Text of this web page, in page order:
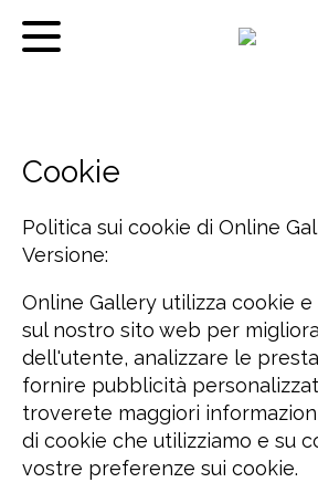
Opere d'arte
Su di me
Contatto
Cookie
Politica sui cookie di Online
Versione:
Online Gallery utilizza cookie
sul nostro sito web per
dell'utente, analizzare le
fornire pubblicità
troverete maggiori
di cookie che utilizziamo e su
vostre preferenze sui cookie.